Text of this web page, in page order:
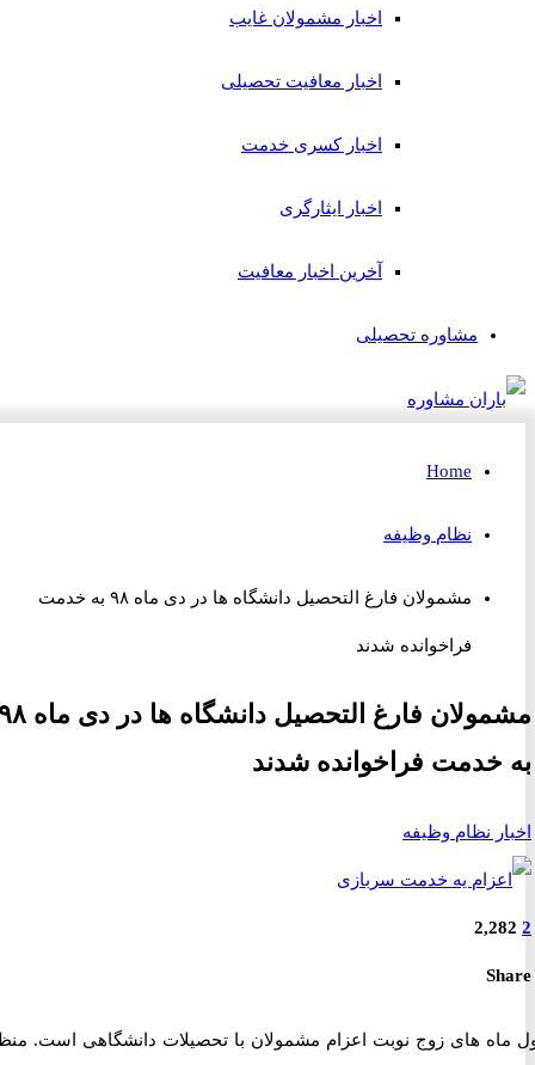
اخبار مشمولان غایب
اخبار معافیت تحصیلی
اخبار کسری خدمت
اخبار ایثارگری
آخرین اخبار معافیت
مشاوره تحصیلی
Home
نظام وظیفه
مشمولان فارغ التحصیل دانشگاه ها در دی ماه ۹۸ به خدمت
فراخوانده شدند
مشمولان فارغ التحصیل دانشگاه ها در دی ماه ۹۸
خدمت فراخوانده شدند
نظام وظیفه
های زوج نوبت اعزام مشمولان با تحصیلات دانشگاهی است. منظور